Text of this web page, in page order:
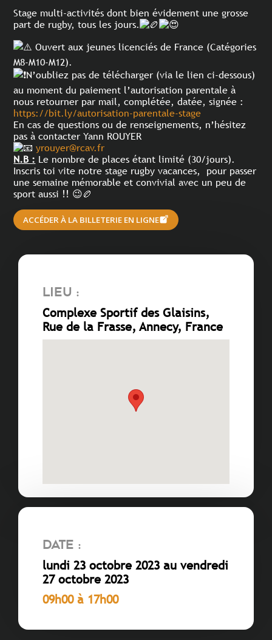
Stage multi-activités dont bien évidement une grosse
part de rugby, tous les jours.
Ouvert aux jeunes licenciés de France (Catégories
M8-M10-M12).
N’oubliez pas de télécharger (via le lien ci-dessous)
au moment du paiement l’autorisation parentale à
nous retourner par mail, complétée, datée, signée :
https://bit.ly/autorisation-parentale-stage
En cas de questions ou de renseignements, n’hésitez
pas à contacter Yann ROUYER
yrouyer@rcav.fr
N.B : Le nombre de places étant limité (30/jours).
Inscris toi vite notre stage rugby vacances, pour passer
une semaine mémorable et convivial avec un peu de
sport aussi !! 😉🏉
ACCÉDER À LA BILLETERIE EN LIGNE
Lieu :
Complexe Sportif des Glaisins,
Rue de la Frasse, Annecy, France
Date :
lundi 23 octobre 2023 au vendredi
27 octobre 2023
09h00 à 17h00